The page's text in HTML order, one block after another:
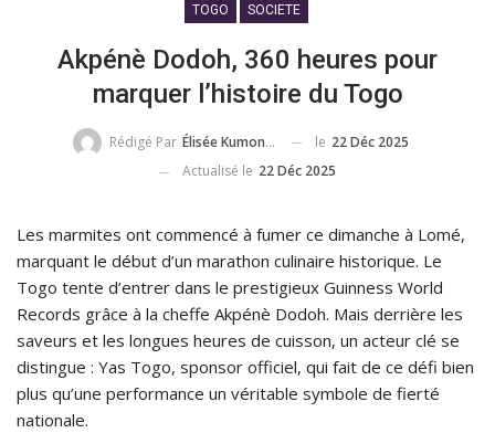
TOGO SOCIETE
Akpénè Dodoh, 360 heures pour
marquer l’histoire du Togo
Rédigé Par Élisée Kumondji le 22 Déc 2025
Actualisé le 22 Déc 2025
Les marmites ont commencé à fumer ce dimanche à Lomé,
marquant le début d’un marathon culinaire historique. Le
Togo tente d’entrer dans le prestigieux Guinness World
Records grâce à la cheffe Akpénè Dodoh. Mais derrière les
saveurs et les longues heures de cuisson, un acteur clé se
distingue : Yas Togo, sponsor officiel, qui fait de ce défi bien
plus qu’une performance un véritable symbole de fierté
nationale.